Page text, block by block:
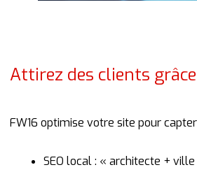
Attirez des clients
FW16 optimise votre site pourcapter
SEO local : « architecte +ville